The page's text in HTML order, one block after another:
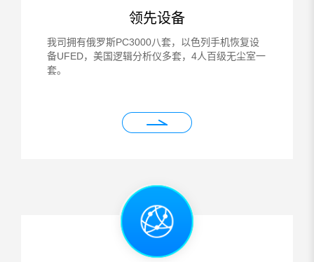
领先设备
我司拥有俄罗斯PC3000八套，以色列手机恢复设
备UFED，美国逻辑分析仪多套，4人百级无尘室一
套。